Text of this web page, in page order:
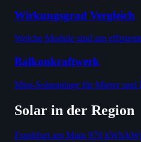
Wirkungsgrad Vergleich
Welche Module sind am
Balkonkraftwerk
Mini-Solaranlage für Mieter und
Solar in der Region
Frankfurt am Main 970 kWh/